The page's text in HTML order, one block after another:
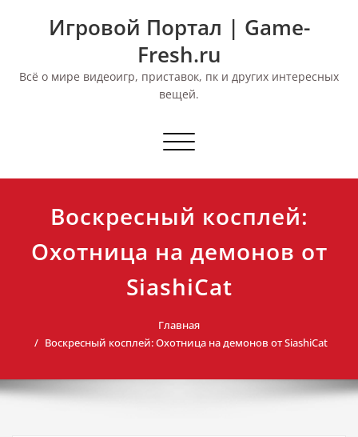
Игровой Портал | Game-
Fresh.ru
Всё о мире видеоигр, приставок, пк и других интересных
вещей.
Переключить
Воскресный косплей:
Охотница на демонов от
SiashiCat
Главная
Воскресный косплей: Охотница на демонов от SiashiCat